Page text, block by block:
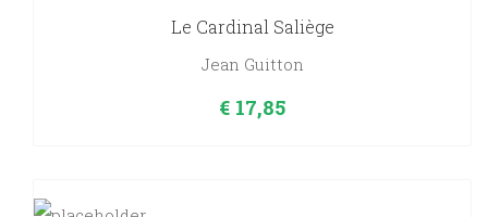
Le Cardinal Saliège
Jean Guitton
€ 17,85